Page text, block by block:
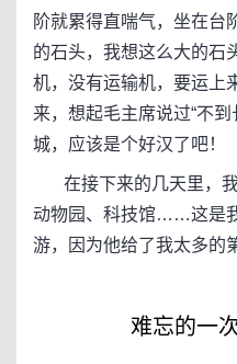
阶就累得直喘气，坐在台
的石头，我想这么大的石
机，没有运输机，要运上
来，想起毛主席说过“不
城，应该是个好汉了吧！
在接下来的几天里，我
动物园、科技馆……这是
游，因为他给了我太多的
难忘的一